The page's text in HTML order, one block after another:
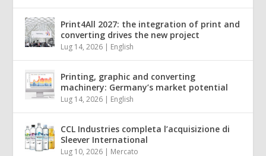
Print4All 2027: the integration of print and
converting drives the new project
Lug 14, 2026 | English
Printing, graphic and converting
machinery: Germany’s market potential
Lug 14, 2026 | English
CCL Industries completa l’acquisizione di
Sleever International
Lug 10, 2026 | Mercato